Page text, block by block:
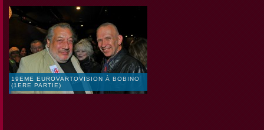
19EME EUROVARTOVISION À BOBINO
(1ERE PARTIE)